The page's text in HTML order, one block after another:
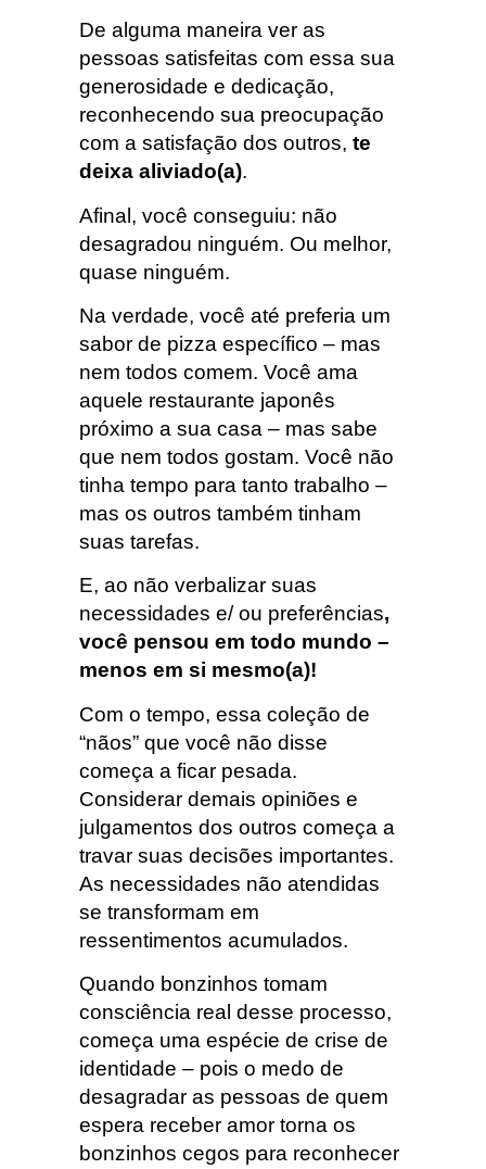
De alguma maneira ver as
pessoas satisfeitas com essa sua
generosidade e dedicação,
reconhecendo sua preocupação
com a satisfação dos outros, te
deixa aliviado(a).
Afinal, você conseguiu: não
desagradou ninguém. Ou melhor,
quase ninguém.
Na verdade, você até preferia um
sabor de pizza específico – mas
nem todos comem. Você ama
aquele restaurante japonês
próximo a sua casa – mas sabe
que nem todos gostam. Você não
tinha tempo para tanto trabalho –
mas os outros também tinham
suas tarefas.
E, ao não verbalizar suas
necessidades e/ ou preferências,
você pensou em todo mundo –
menos em si mesmo(a)!
Com o tempo, essa coleção de
“nãos” que você não disse
começa a ficar pesada.
Considerar demais opiniões e
julgamentos dos outros começa a
travar suas decisões importantes.
As necessidades não atendidas
se transformam em
ressentimentos acumulados.
Quando bonzinhos tomam
consciência real desse processo,
começa uma espécie de crise de
identidade – pois o medo de
desagradar as pessoas de quem
espera receber amor torna os
bonzinhos cegos para reconhecer